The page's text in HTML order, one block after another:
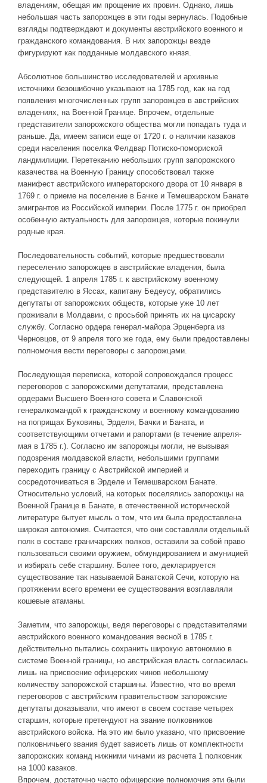
владениям, обещая им прощение их провин. Однако, лишь
небольшая часть запорожцев в эти годы вернулась. Подобные
взгляды подтверждают и документы австрийского военного и
гражданского командования. В них запорожцы везде
фигурируют как подданные молдавского князя.
Абсолютное большинство исследователей и архивные
источники безошибочно указывают на 1785 год, как на год
появления многочисленных групп запорожцев в австрийских
владениях, на Военной Границе. Впрочем, отдельные
представители запорожского общества могли попадать туда и
раньше. Да, имеем записи еще от 1720 г. о наличии казаков
среди населения поселка Фелдвар Потиско-помориской
ландмилиции. Перетеканию небольших групп запорожского
казачества на Военную Границу способствовал также
манифест австрийского императорского двора от 10 января в
1769 г. о приеме на поселение в Бачке и Темешварском Банате
эмигрантов из Российской империи. После 1775 г. он приобрел
особенную актуальность для запорожцев, которые покинули
родные края.
Последовательность событий, которые предшествовали
переселению запорожцев в австрийские владения, была
следующей. 1 апреля 1785 г. к австрийскому военному
представителю в Яссах, капитану Бедеусу, обратились
депутаты от запорожских обществ, которые уже 10 лет
проживали в Молдавии, с просьбой принять их на цисарску
службу. Согласно ордера генерал-майора Эрценберга из
Черновцов, от 9 апреля того же года, ему были предоставлены
полномочия вести переговоры с запорожцами.
Последующая переписка, которой сопровождался процесс
переговоров с запорожскими депутатами, представлена
ордерами Высшего Военного совета и Славонской
генералкомандой к гражданскому и военному командованию
на поприщах Буковины, Эрделя, Бачки и Баната, и
соответствующими отчетами и рапортами (в течение апреля-
мая в 1785 г.). Согласно им запорожцы могли, не вызывая
подозрения молдавской власти, небольшими группами
переходить границу с Австрийской империей и
сосредоточиваться в Эрделе и Темешварском Банате.
Относительно условий, на которых поселялись запорожцы на
Военной Границе в Банате, в отечественной исторической
литературе бытует мысль о том, что им была предоставлена
широкая автономия. Считается, что они составляли отдельный
полк в составе граничарских полков, оставили за собой право
пользоваться своими оружием, обмундированием и амуницией
и избирать себе старшину. Более того, декларируется
существование так называемой Банатской Сечи, которую на
протяжении всего времени ее существования возглавляли
кошевые атаманы.
Заметим, что запорожцы, ведя переговоры с представителями
австрийского военного командования весной в 1785 г.
действительно пытались сохранить широкую автономию в
системе Военной границы, но австрийская власть согласилась
лишь на присвоение офицерских чинов небольшому
количеству запорожской старшины. Известно, что во время
переговоров с австрийским правительством запорожские
депутаты доказывали, что имеют в своем составе четырех
старшин, которые претендуют на звание полковников
австрийского войска. На это им было указано, что присвоение
полковничьего звания будет зависеть лишь от комплектности
запорожских команд нижними чинами из расчета 1 полковник
на 1000 казаков.
Впрочем, достаточно часто офицерские полномочия эти были